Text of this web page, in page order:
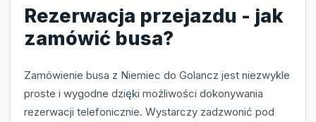
Rezerwacja przejazdu - jak
zamówić busa?
Zamówienie busa z Niemiec do Golancz jest niezwykle
proste i wygodne dzięki możliwości dokonywania
rezerwacji telefonicznie. Wystarczy zadzwonić pod